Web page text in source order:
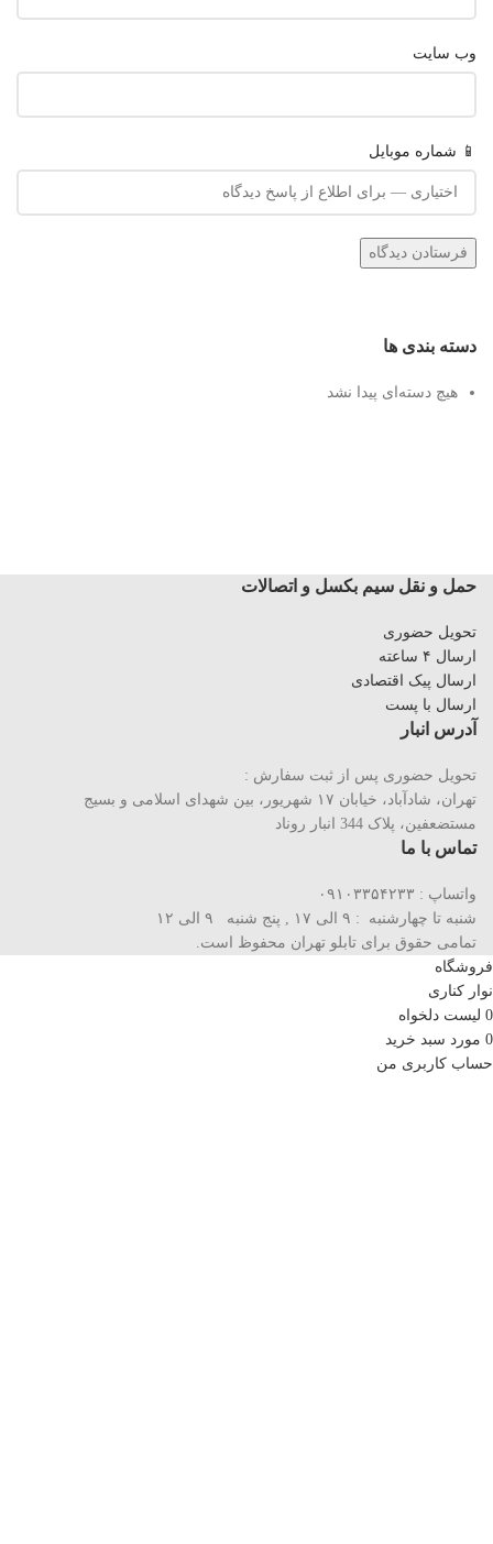
وب‌ سایت
📱 شماره موبایل
دسته بندی ها
هیچ دسته‌ای پیدا نشد
حمل و نقل سیم بکسل و اتصالات
تحویل حضوری
ارسال ۴ ساعته
ارسال پیک اقتصادی
ارسال با پست
آدرس انبار
تحویل حضوری پس از ثبت سفارش :
تهران، شادآباد، خیابان ١٧ شهریور، بین شهدای اسلامی و بسیج
مستضعفین، پلاک 344 انبار روناد
تماس با ما
واتساپ : ۰۹۱۰۳۳۵۴۲۳۳
شنبه تا چهارشنبه : ۹ الی ۱۷ , پنج شنبه ۹ الی ۱۲
تمامی حقوق برای تابلو تهران محفوظ است.
فروشگاه
نوار کناری
0 لیست دلخواه
0 مورد سبد خرید
حساب کاربری من